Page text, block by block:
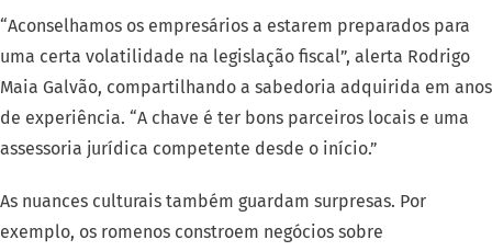
“Aconselhamos os empresários a estarem preparados para
uma certa volatilidade na legislação fiscal”, alerta Rodrigo
Maia Galvão, compartilhando a sabedoria adquirida em anos
de experiência. “A chave é ter bons parceiros locais e uma
assessoria jurídica competente desde o início.”
As nuances culturais também guardam surpresas. Por
exemplo, os romenos constroem negócios sobre